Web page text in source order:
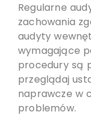
Regularne
zachowania
audyty
wymagające
procedury są
przeglądaj
naprawcze w
problemów.